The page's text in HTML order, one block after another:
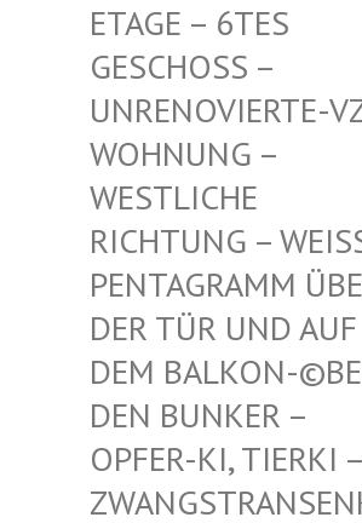
– 6TES GESCHO
SS – UNRENO
VIERTE-VZ
G – WESTLI
CHE RICHTU
NG – WEISSES
AMM ÜBER DER
UND AUF DEM BAL
KON-©BEI DEN
KER – OPFER-K
I, TIERKI – ZWANGST
RANSENKI… –